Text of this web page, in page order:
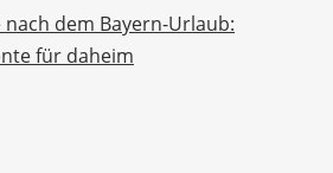
dem Bayern-Urlaub:
für daheim